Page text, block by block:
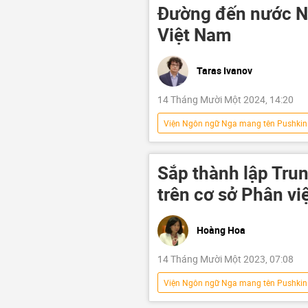
Đường đến nước
Việt Nam
Taras Ivanov
14 Tháng Mười Một 2024, 14:20
Viện Ngôn ngữ Nga mang tên Pushkin
cuộc thi
tiếng Nga
sinh viên
Nga
Sắp thành lập
trên cơ sở Phân
Hoàng Hoa
14 Tháng Mười Một 2023, 07:08
Viện Ngôn ngữ Nga mang tên Pushkin
Hợp tác Nga-Việt
Hà Nội